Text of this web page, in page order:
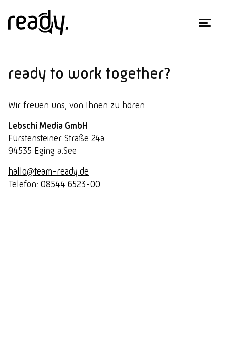
ready to work together?
Wir freuen uns, von Ihnen zu hören.
Lebschi Media GmbH
Fürstensteiner Straße 24a
94535 Eging a.See
hallo@team-ready.de
Telefon: 08544 6523-00